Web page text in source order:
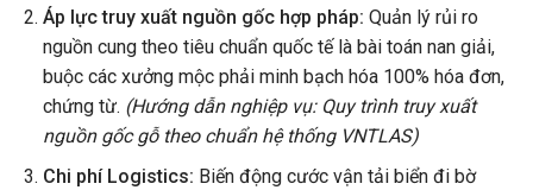
Áp lực truy xuất nguồn gốc hợp pháp: Quản lý rủi ro
nguồn cung theo tiêu chuẩn quốc tế là bài toán nan giải,
buộc các xưởng mộc phải minh bạch hóa 100% hóa đơn,
chứng từ. (Hướng dẫn nghiệp vụ: Quy trình truy xuất
nguồn gốc gỗ theo chuẩn hệ thống VNTLAS)
Chi phí Logistics: Biến động cước vận tải biển đi bờ